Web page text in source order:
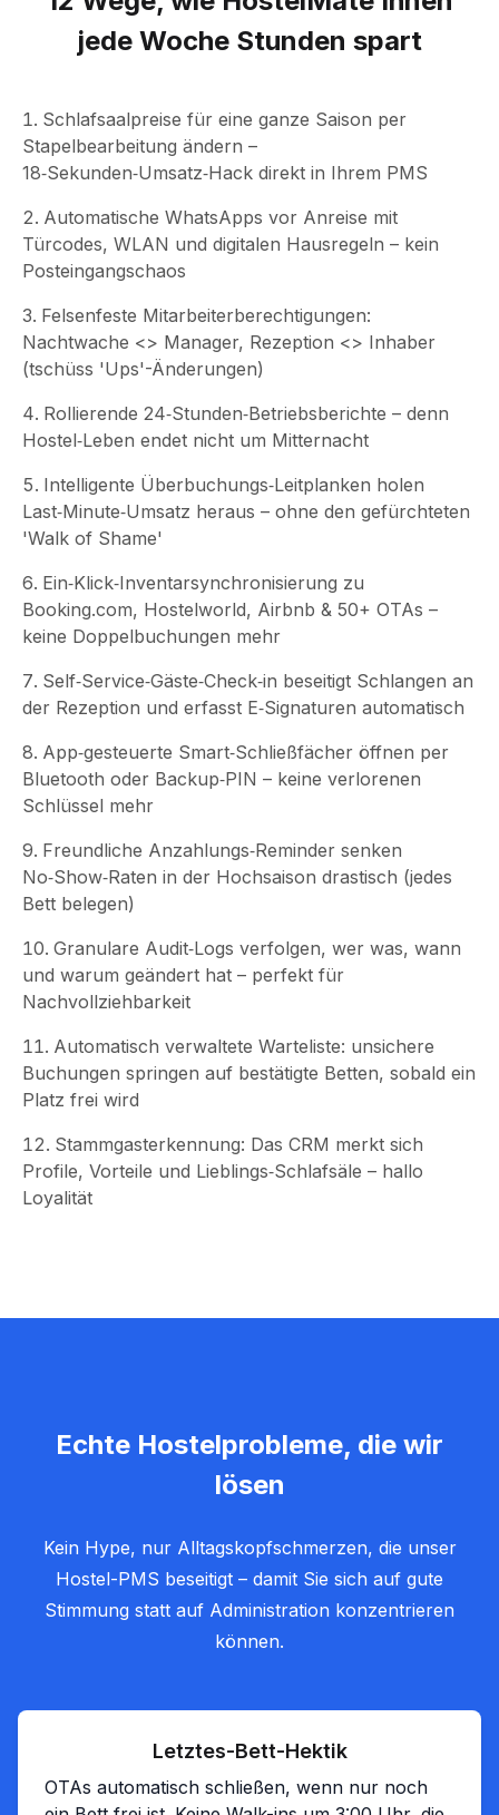
jede Woche Stunden spart
Schlafsaalpreise für eine ganze Saison per
Stapelbearbeitung ändern –
18‑Sekunden‑Umsatz‑Hack direkt in Ihrem PMS
Automatische WhatsApps vor Anreise mit
Türcodes, WLAN und digitalen Hausregeln – kein
Posteingangschaos
Felsenfeste Mitarbeiterberechtigungen:
Nachtwache <> Manager, Rezeption <> Inhaber
(tschüss 'Ups'-Änderungen)
Rollierende 24‑Stunden‑Betriebsberichte – denn
Hostel‑Leben endet nicht um Mitternacht
Intelligente Überbuchungs‑Leitplanken holen
Last‑Minute‑Umsatz heraus – ohne den gefürchteten
'Walk of Shame'
Ein‑Klick‑Inventarsynchronisierung zu
Booking.com, Hostelworld, Airbnb & 50+ OTAs –
keine Doppelbuchungen mehr
Self‑Service‑Gäste‑Check‑in beseitigt Schlangen an
der Rezeption und erfasst E‑Signaturen automatisch
App‑gesteuerte Smart‑Schließfächer öffnen per
Bluetooth oder Backup‑PIN – keine verlorenen
Schlüssel mehr
Freundliche Anzahlungs‑Reminder senken
No‑Show‑Raten in der Hochsaison drastisch (jedes
Bett belegen)
Granulare Audit‑Logs verfolgen, wer was, wann
und warum geändert hat – perfekt für
Nachvollziehbarkeit
Automatisch verwaltete Warteliste: unsichere
Buchungen springen auf bestätigte Betten, sobald ein
Platz frei wird
Stammgasterkennung: Das CRM merkt sich
Profile, Vorteile und Lieblings‑Schlafsäle – hallo
Loyalität
Echte Hostelprobleme, die wir
lösen
Kein Hype, nur Alltagskopfschmerzen, die unser
Hostel-PMS beseitigt – damit Sie sich auf gute
Stimmung statt auf Administration konzentrieren
können.
Letztes-Bett-Hektik
OTAs automatisch schließen, wenn nur noch